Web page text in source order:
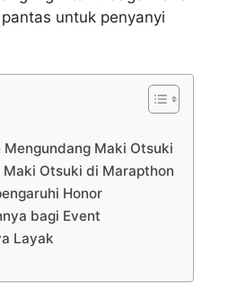
untuk penyanyi
Mengundang Maki Otsuki
Otsuki di Marapthon
Honor
bagi Event
Layak